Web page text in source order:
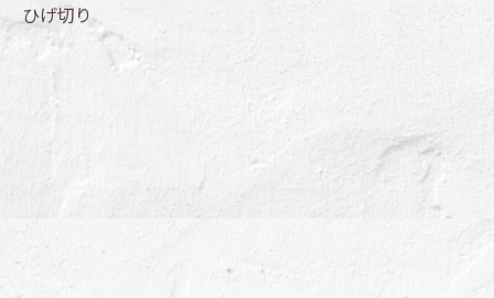
ひげ切り